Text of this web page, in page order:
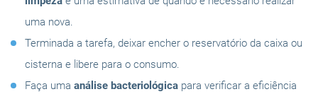
uma nova.
Terminada a tarefa, deixar encher o reservatório da caixa ou
cisterna e libere para o consumo.
Faça uma análise bacteriológica para verificar a eficiência